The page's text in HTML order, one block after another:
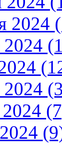
2024
2024
2024
2024